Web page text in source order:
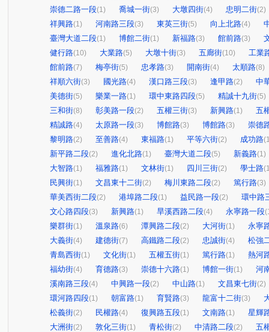
崇德二路一段(1) 喬城一街(3) 大墩四街(4) 忠明二街(2)
祥興路(1) 河南路三段(3) 東英三街(5) 向上北路(4)
臺灣大道二段(1) 博館二街(1) 新福路(3) 館前路(3)
健行路(10) 大業路(5) 大墩十街(3) 五廊街(10)
工業
館前路(7) 梅亭街(5) 忠孝路(3) 開南街(4) 太順路(8)
祥順六街(3) 國光路(4) 漢口路三段(3) 逢甲路(2)
中
美德街(5) 樂業一路(1) 環中東路四段(5) 精誠十九街(5)
三和街(8) 彰美路一段(2) 五權三街(3) 新興路(1)
五
精誠路(4) 太原路一段(3) 博館路(3) 博館路(3)
崇德
黎明路(2) 至善路(4) 東福路(1) 平等六街(2) 成功路
新平路二段(2) 進化北路(1) 臺灣大道二段(5) 新義路(1)
大智路(1) 福雅路(1) 文林街(1) 四川三街(2) 學士路
民興街(1) 文昌東十二街(2) 梅川東路二段(2) 篤行路(3)
華美西街二段(2) 港埠路二段(1) 益民路一段(2)
環中路
文心路四段(3) 新興路(1) 旱溪西路二段(4) 永寧路一段
樂群街(1) 溫泉路(6) 潭興路二段(2) 大河街(1)
永寧
大義街(4) 建德街(7) 高鐵路二段(2) 忠誠街(4)
松強
青島西街(1) 文化街(1) 五權五街(1) 篤行路(1)
熱河
福幼街(4) 育德路(3) 崇德十六路(1) 博館一街(1)
河
溪南路三段(4) 中興路一段(2) 中山路(1) 文昌東七街(2)
環河路四段(1) 朝富路(1) 育賢路(3) 龍富十二街(3)
松義街(2) 民權路(4) 復興路五段(1) 文南路(1)
星輝
大洲街(2) 敦化三街(1) 青松街(2) 中清路二段(2)
五